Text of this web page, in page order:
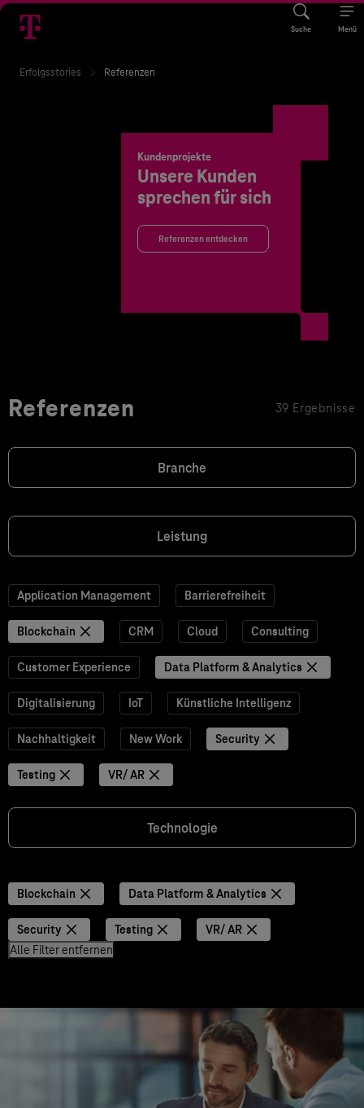
Suche Menü
Erfolgsstories Referenzen
Kundenprojekte
Unsere Kunden
sprechen für sich
Referenzen entdecken
Referenzen 39 Ergebnisse
Branche
Leistung
Application Management Barrierefreiheit
Blockchain CRM Cloud Consulting
Customer Experience Data Platform & Analytics
Digitalisierung IoT Künstliche Intelligenz
Nachhaltigkeit New Work Security
Testing VR/ AR
Technologie
Blockchain Data Platform & Analytics
Security Testing
VR/ AR
Alle Filter entfernen